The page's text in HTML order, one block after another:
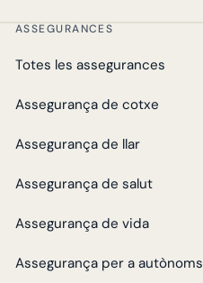
ASSEGURANCES
Totes les assegurances
Assegurança de cotxe
Assegurança de llar
Assegurança de salut
Assegurança de vida
Assegurança per a autònoms